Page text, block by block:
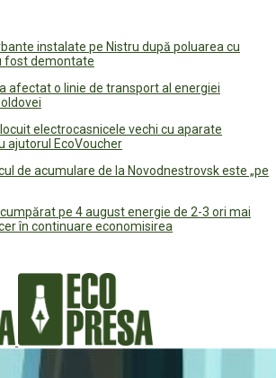
instalate pe Nistru după poluarea cu
fost demontate
afectat o linie de transport al energiei
electrocasnicele vechi cu aparate
ajutorul EcoVoucher
de acumulare de la Novodnestrovsk este „pe
pe 4 august energie de 2-3 ori mai
în continuare economisirea